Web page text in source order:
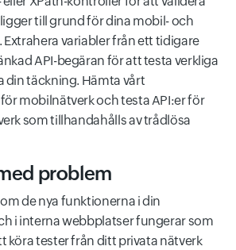
till grund för dina mobil- och
variabler från ett tidigare
API-begäran för att testa verkliga
din täckning. Hämta vårt
mobilnätverk och testa API:er för
som tillhandahålls av trådlösa
problem
de nya funktionerna i din
i interna webbplatser fungerar som
köra tester från ditt privata nätverk